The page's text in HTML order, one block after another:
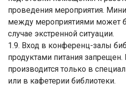
проведения мероприятия.
между мероприятиями может
случае экстренной ситуации.
1.9. Вход в конференц-залы
продуктами питания запрещен.
производится только в
или в кафетерии библиотеки.